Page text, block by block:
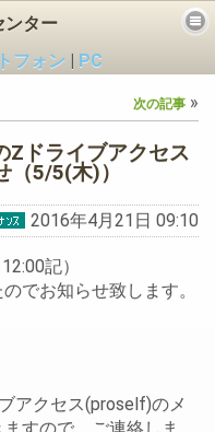
ンター
フォン
PC
次の記事 »
Zドライブアクセス
5/5(木)）
2016年4月21日 09:10
記）
でお知らせ致します。
アクセス(proself)のメ